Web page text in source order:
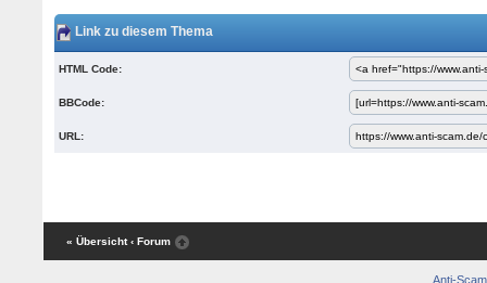
Link zu diesem Thema
HTML Code:
BBCode:
URL:
« Übersicht ‹ Forum
Anti-Scam